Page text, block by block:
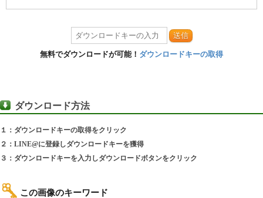
送信
無料でダウンロードが可能！ ダウンロードキーの取得
ダウンロード方法
１：ダウンロードキーの取得をクリック
２：LINE@に登録しダウンロードキーを獲得
３：ダウンロードキーを入力しダウンロードボタンをクリック
この画像のキーワード